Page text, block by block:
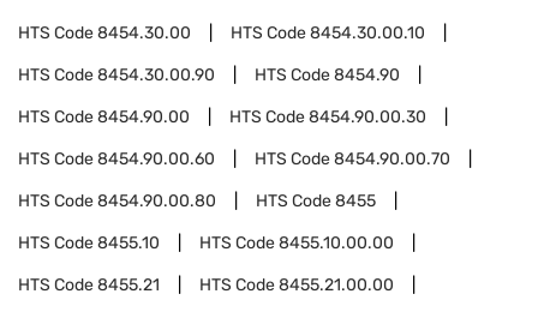
HTS Code8454.30.00 HTS Code8454.30.00.10
HTS Code8454.30.00.90 HTS Code8454.90
HTS Code8454.90.00 HTS Code8454.90.00.30
HTS Code8454.90.00.60 HTS Code8454.90.00.70
HTS Code8454.90.00.80 HTS Code8455
HTS Code8455.10 HTS Code8455.10.00.00
HTS Code8455.21 HTS Code8455.21.00.00